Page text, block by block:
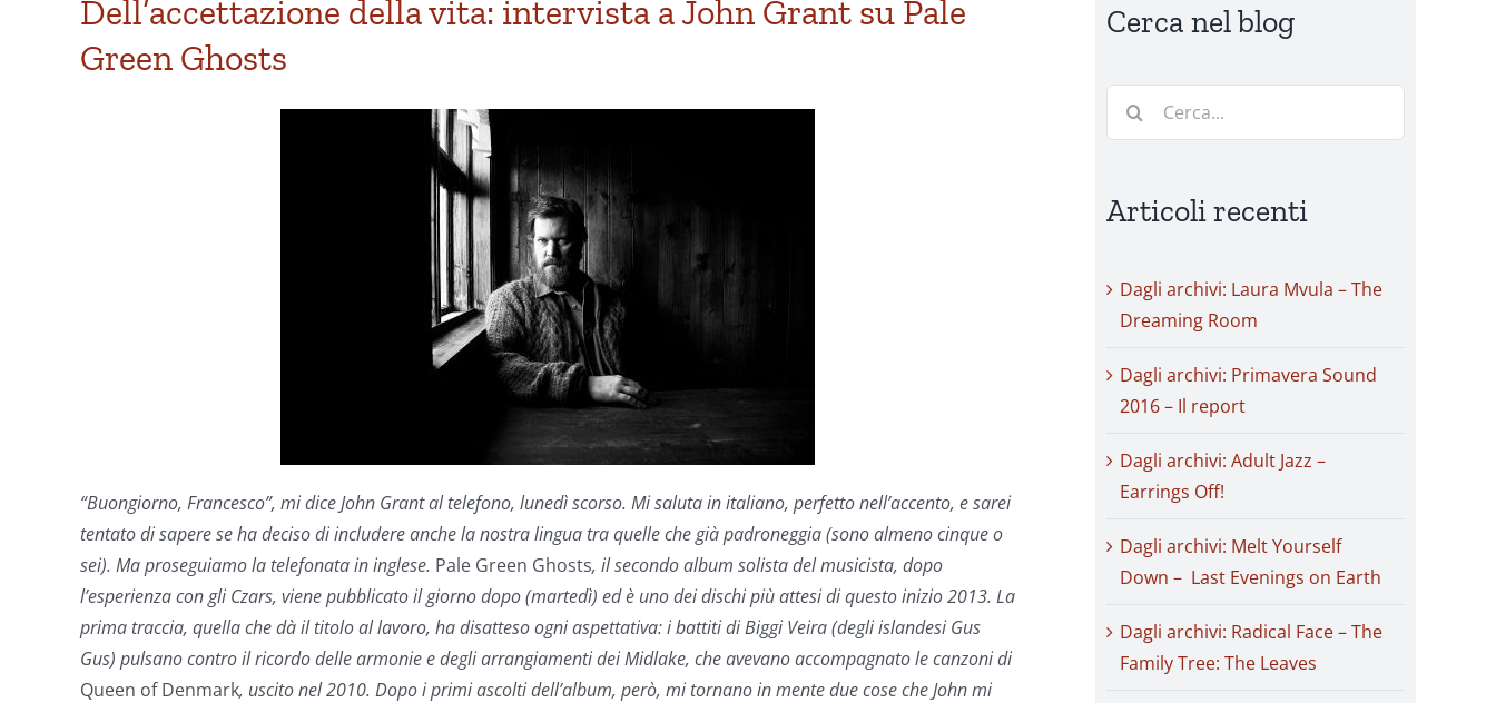
Dell’accettazione della vita: intervista a John Grant su Pale
Green Ghosts
“Buongiorno, Francesco”, mi dice John Grant al telefono, lunedì scorso. Mi saluta in italiano, perfetto nell’accento, e sarei
tentato di sapere se ha deciso di includere anche la nostra lingua tra quelle che già padroneggia (sono almeno cinque o
sei). Ma proseguiamo la telefonata in inglese. Pale Green Ghosts, il secondo album solista del musicista, dopo
l’esperienza con gli Czars, viene pubblicato il giorno dopo (martedì) ed è uno dei dischi più attesi di questo inizio 2013. La
prima traccia, quella che dà il titolo al lavoro, ha disatteso ogni aspettativa: i battiti di Biggi Veira (degli islandesi Gus
Gus) pulsano contro il ricordo delle armonie e degli arrangiamenti dei Midlake, che avevano accompagnato le canzoni di
Queen of Denmark, uscito nel 2010. Dopo i primi ascolti dell’album, però, mi tornano in mente due cose che John mi
Cerca nel blog
Cerca
Articoli recenti
Dagli archivi: Laura Mvula – The
Dreaming Room
Dagli archivi: Primavera Sound
2016 – Il report
Dagli archivi: Adult Jazz –
Earrings Off!
Dagli archivi: Melt Yourself
Down – Last Evenings on Earth
Dagli archivi: Radical Face – The
Family Tree: The Leaves